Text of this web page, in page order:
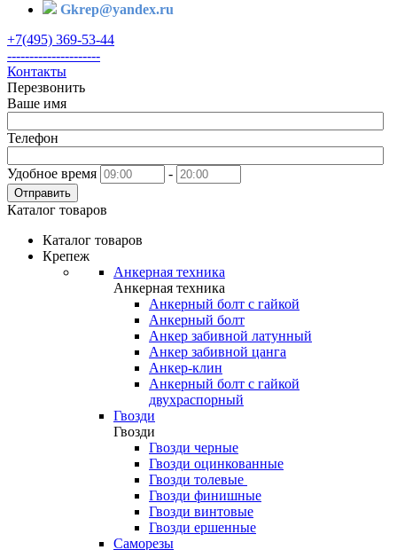
Gkrep@yandex.ru
+7(495) 369-53-44
---------------------
Контакты
Перезвонить
Ваше имя
Телефон
Удобное время -
Отправить
Каталог товаров
Каталог товаров
Крепеж
Анкерная техника
Анкерная техника
Анкерный болт с гайкой
Анкерный болт
Анкер забивной латунный
Анкер забивной цанга
Анкер-клин
Анкерный болт с гайкой
двухраспорный
Гвозди
Гвозди
Гвозди черные
Гвозди оцинкованные
Гвозди толевые
Гвозди финишные
Гвозди винтовые
Гвозди ершенные
Саморезы